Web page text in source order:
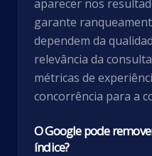
aparecer nos
garante
dependem da
relevância da
métricas de
concorrência para a
O Google pode
índice?